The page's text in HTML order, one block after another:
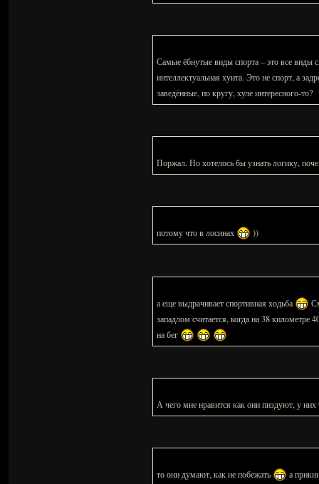
Самые ёбнутые виды спорта – это все
интеллектуальная хуита. Это не спорт, а
заведённые, по кругу, хуле интересного-то?
Поржал. Но хотелось бы узнать логику,
потому что в лосинах ))
а еще выдрачивает спортивная ходьба
западлом считается, когда на 38
на бег
А чего мне нравится как они пиздуют, у
то они думают, как не побежать а